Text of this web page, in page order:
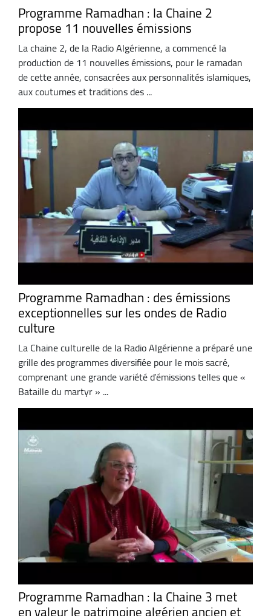
Programme Ramadhan : la Chaine 2
propose 11 nouvelles émissions
La chaine 2, de la Radio Algérienne, a commencé la
production de 11 nouvelles émissions, pour le ramadan
de cette année, consacrées aux personnalités islamiques,
aux coutumes et traditions des ...
Programme Ramadhan : des émissions
exceptionnelles sur les ondes de Radio
culture
La Chaine culturelle de la Radio Algérienne a préparé une
grille des programmes diversifiée pour le mois sacré,
comprenant une grande variété d’émissions telles que «
Bataille du martyr » ...
Programme Ramadhan : la Chaine 3 met